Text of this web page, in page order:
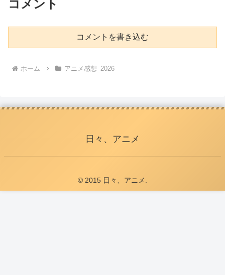
コメント
コメントを書き込む
ホーム アニメ感想_2026
日々、アニメ
© 2015 日々、アニメ.